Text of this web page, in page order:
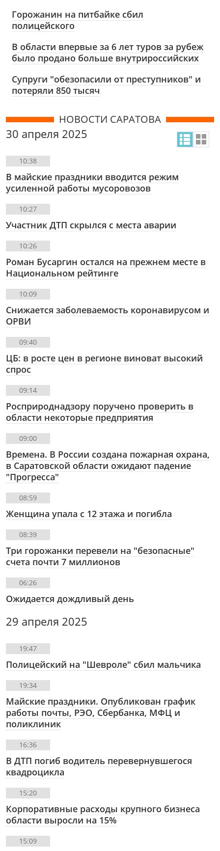
Горожанин на питбайке сбил
полицейского
В области впервые за 6 лет туров за рубеж
было продано больше внутрироссийских
Супруги "обезопасили от преступников" и
потеряли 850 тысяч
НОВОСТИ САРАТОВА
30 апреля 2025
10:38
В майские праздники вводится режим
усиленной работы мусоровозов
10:27
Участник ДТП скрылся с места аварии
10:26
Роман Бусаргин остался на прежнем месте в
Национальном рейтинге
10:09
Снижается заболеваемость коронавирусом и
ОРВИ
09:40
ЦБ: в росте цен в регионе виноват высокий
спрос
09:14
Росприроднадзору поручено проверить в
области некоторые предприятия
09:00
Времена. В России создана пожарная охрана,
в Саратовской области ожидают падение
"Прогресса"
08:59
Женщина упала с 12 этажа и погибла
08:39
Три горожанки перевели на "безопасные"
счета почти 7 миллионов
06:26
Ожидается дождливый день
29 апреля 2025
19:47
Полицейский на "Шевроле" сбил мальчика
19:34
Майские праздники. Опубликован график
работы почты, РЭО, Сбербанка, МФЦ и
поликлиник
16:36
В ДТП погиб водитель перевернувшегося
квадроцикла
15:20
Корпоративные расходы крупного бизнеса
области выросли на 15%
15:09